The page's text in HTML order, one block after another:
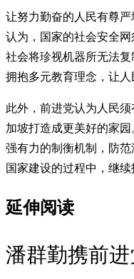
让努力勤奋的人民有尊
认为，国家的社会安全
社会将珍视机器所无法
拥抱多元教育理念，让人
此外，前进党认为人民
加坡打造成更美好的家
强有力的制衡机制，防
国家建设的过程中，继续
延伸阅读
潘群勤携前进